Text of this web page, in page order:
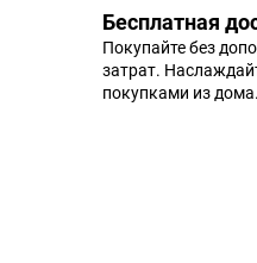
Бесплатная
Покупайте без
затрат.
покупками из дома.